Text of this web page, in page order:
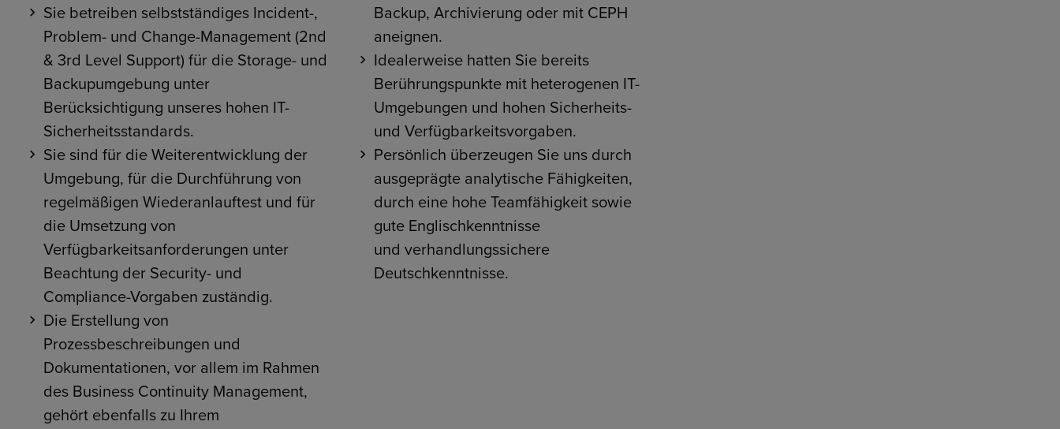
Sie betreiben selbstständiges Incident-,
Problem- und Change-Management (2nd
& 3rd Level Support) für die Storage- und
Backupumgebung unter
Berücksichtigung unseres hohen IT-
Sicherheitsstandards.
Sie sind für die Weiterentwicklung der
Umgebung, für die Durchführung von
regelmäßigen Wiederanlauftest und für
die Umsetzung von
Verfügbarkeitsanforderungen unter
Beachtung der Security- und
Compliance-Vorgaben zuständig.
Die Erstellung von
Prozessbeschreibungen und
Dokumentationen, vor allem im Rahmen
des Business Continuity Management,
gehört ebenfalls zu Ihrem
Backup, Archivierung oder mit CEPH
aneignen.
Idealerweise hatten Sie bereits
Berührungspunkte mit heterogenen IT-
Umgebungen und hohen Sicherheits-
und Verfügbarkeitsvorgaben.
Persönlich überzeugen Sie uns durch
ausgeprägte analytische Fähigkeiten,
durch eine hohe Teamfähigkeit sowie
gute Englischkenntnisse
und verhandlungssichere
Deutschkenntnisse.